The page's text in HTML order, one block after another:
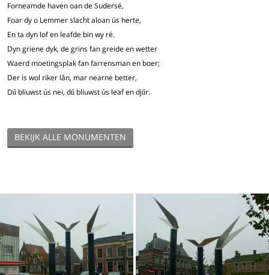
Forneamde haven oan de Sudersé,
Foar dy o Lemmer slacht aloan ús herte,
En ta dyn lof en leafde bin wy ré.
Dyn griene dyk, de grins fan greide en wetter
Waerd moetingsplak fan farrensman en boer;
Der is wol riker lân, mar nearne better,
Dű bliuwst ús nei, dű bliuwst ús leaf en djűr.
BEKIJK ALLE MONUMENTEN